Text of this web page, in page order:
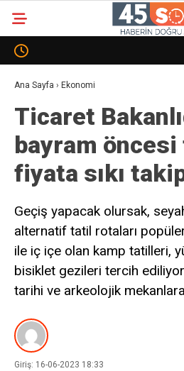
Ana Sayfa › Ekonomi
Ticaret
bayram
fiyata sıkı
Geçiş yapacak olursak,
alternatif tatil rotaları
ile iç içe olan kamp tatilleri,
bisiklet gezileri tercih
tarihi ve arkeolojik
Giriş: 16-06-2023 18:33